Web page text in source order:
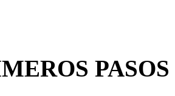
PASOS